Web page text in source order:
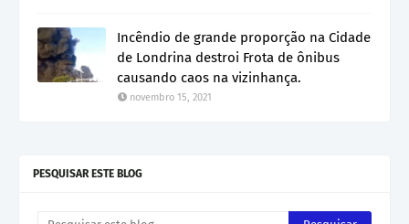
Incêndio de grande proporção na Cidade
de Londrina destroi Frota de ônibus
causando caos na vizinhança.
novembro 15, 2021
PESQUISAR ESTE BLOG